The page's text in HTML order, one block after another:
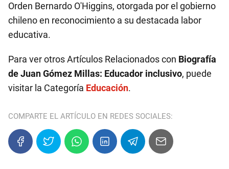
Orden Bernardo O'Higgins, otorgada por el gobierno
chileno en reconocimiento a su destacada labor
educativa.
Para ver otros Artículos Relacionados con Biografía
de Juan Gómez Millas: Educador inclusivo, puede
visitar la Categoría Educación.
COMPARTE EL ARTÍCULO EN REDES SOCIALES: